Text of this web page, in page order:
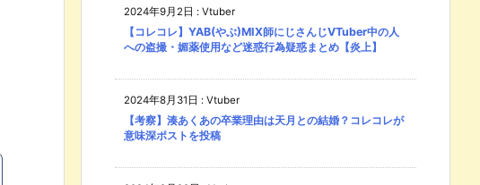
2024年9月2日 : Vtuber
【コレコレ】YAB(やぶ)MIX師にじさんじVTuber中の人
への盗撮・媚薬使用など迷惑行為疑惑まとめ【炎上】
2024年8月31日 : Vtuber
【考察】湊あくあの卒業理由は天月との結婚？コレコレが
意味深ポストを投稿